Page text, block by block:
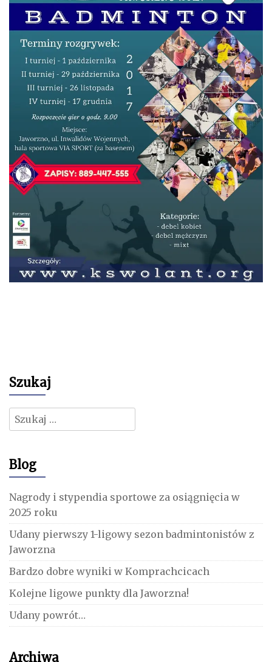
Szukaj
Szukaj:
Blog
Nagrody i stypendia sportowe za osiągnięcia w
2025 roku
Udany pierwszy 1-ligowy sezon badmintonistów z
Jaworzna
Bardzo dobre wyniki w Komprachcicach
Kolejne ligowe punkty dla Jaworzna!
Udany powrót…
Archiwa